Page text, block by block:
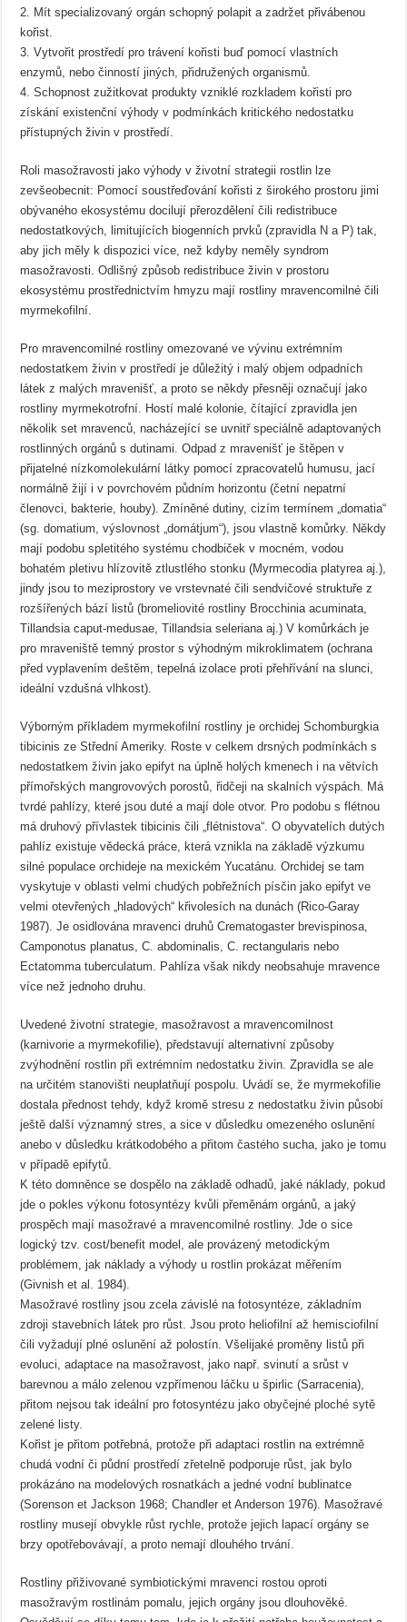
2. Mít specializovaný orgán schopný polapit a zadržet přivábenou
kořist.
3. Vytvořit prostředí pro trávení kořisti buď pomocí vlastních
enzymů, nebo činností jiných, přidružených organismů.
4. Schopnost zužitkovat produkty vzniklé rozkladem kořisti pro
získání existenční výhody v podmínkách kritického nedostatku
přístupných živin v prostředí.
Roli masožravosti jako výhody v životní strategii rostlin lze
zevšeobecnit: Pomocí soustřeďování kořisti z širokého prostoru jimi
obývaného ekosystému docilují přerozdělení čili redistribuce
nedostatkových, limitujících biogenních prvků (zpravidla N a P) tak,
aby jich měly k dispozici více, než kdyby neměly syndrom
masožravosti. Odlišný způsob redistribuce živin v prostoru
ekosystému prostřednictvím hmyzu mají rostliny mravencomilné čili
myrmekofilní.
Pro mravencomilné rostliny omezované ve vývinu extrémním
nedostatkem živin v prostředí je důležitý i malý objem odpadních
látek z malých mravenišť, a proto se někdy přesněji označují jako
rostliny myrmekotrofní. Hostí malé kolonie, čítající zpravidla jen
několik set mravenců, nacházející se uvnitř speciálně adaptovaných
rostlinných orgánů s dutinami. Odpad z mravenišť je štěpen v
přijatelné nízkomolekulární látky pomocí zpracovatelů humusu, jací
normálně žijí i v povrchovém půdním horizontu (četní nepatrní
členovci, bakterie, houby). Zmíněné dutiny, cizím termínem „domatia“
(sg. domatium, výslovnost „domátjum“), jsou vlastně komůrky. Někdy
mají podobu spletitého systému chodbiček v mocném, vodou
bohatém pletivu hlízovitě ztlustlého stonku (Myrmecodia platyrea aj.),
jindy jsou to meziprostory ve vrstevnaté čili sendvičové struktuře z
rozšířených bází listů (bromeliovité rostliny Brocchinia acuminata,
Tillandsia caput-medusae, Tillandsia seleriana aj.) V komůrkách je
pro mraveniště temný prostor s výhodným mikroklimatem (ochrana
před vyplavením deštěm, tepelná izolace proti přehřívání na slunci,
ideální vzdušná vlhkost).
Výborným příkladem myrmekofilní rostliny je orchidej Schomburgkia
tibicinis ze Střední Ameriky. Roste v celkem drsných podmínkách s
nedostatkem živin jako epifyt na úplně holých kmenech i na větvích
přímořských mangrovových porostů, řidčeji na skalních výspách. Má
tvrdé pahlízy, které jsou duté a mají dole otvor. Pro podobu s flétnou
má druhový přívlastek tibicinis čili „flétnistova“. O obyvatelích dutých
pahlíz existuje vědecká práce, která vznikla na základě výzkumu
silné populace orchideje na mexickém Yucatánu. Orchidej se tam
vyskytuje v oblasti velmi chudých pobřežních písčin jako epifyt ve
velmi otevřených „hladových“ křivolesích na dunách (Rico-Garay
1987). Je osidlována mravenci druhů Crematogaster brevispinosa,
Camponotus planatus, C. abdominalis, C. rectangularis nebo
Ectatomma tuberculatum. Pahlíza však nikdy neobsahuje mravence
více než jednoho druhu.
Uvedené životní strategie, masožravost a mravencomilnost
(karnivorie a myrmekofilie), představují alternativní způsoby
zvýhodnění rostlin při extrémním nedostatku živin. Zpravidla se ale
na určitém stanovišti neuplatňují pospolu. Uvádí se, že myrmekofilie
dostala přednost tehdy, když kromě stresu z nedostatku živin působí
ještě další významný stres, a sice v důsledku omezeného oslunění
anebo v důsledku krátkodobého a přitom častého sucha, jako je tomu
v případě epifytů.
K této domněnce se dospělo na základě odhadů, jaké náklady, pokud
jde o pokles výkonu fotosyntézy kvůli přeměnám orgánů, a jaký
prospěch mají masožravé a mravencomilné rostliny. Jde o sice
logický tzv. cost/benefit model, ale provázený metodickým
problémem, jak náklady a výhody u rostlin prokázat měřením
(Givnish et al. 1984).
Masožravé rostliny jsou zcela závislé na fotosyntéze, základním
zdroji stavebních látek pro růst. Jsou proto heliofilní až hemisciofilní
čili vyžadují plné oslunění až polostín. Všelijaké proměny listů při
evoluci, adaptace na masožravost, jako např. svinutí a srůst v
barevnou a málo zelenou vzpřímenou láčku u špirlic (Sarracenia),
přitom nejsou tak ideální pro fotosyntézu jako obyčejné ploché sytě
zelené listy.
Kořist je přitom potřebná, protože při adaptaci rostlin na extrémně
chudá vodní či půdní prostředí zřetelně podporuje růst, jak bylo
prokázáno na modelových rosnatkách a jedné vodní bublinatce
(Sorenson et Jackson 1968; Chandler et Anderson 1976). Masožravé
rostliny musejí obvykle růst rychle, protože jejich lapací orgány se
brzy opotřebovávají, a proto nemají dlouhého trvání.
Rostliny přiživované symbiotickými mravenci rostou oproti
masožravým rostlinám pomalu, jejich orgány jsou dlouhověké.